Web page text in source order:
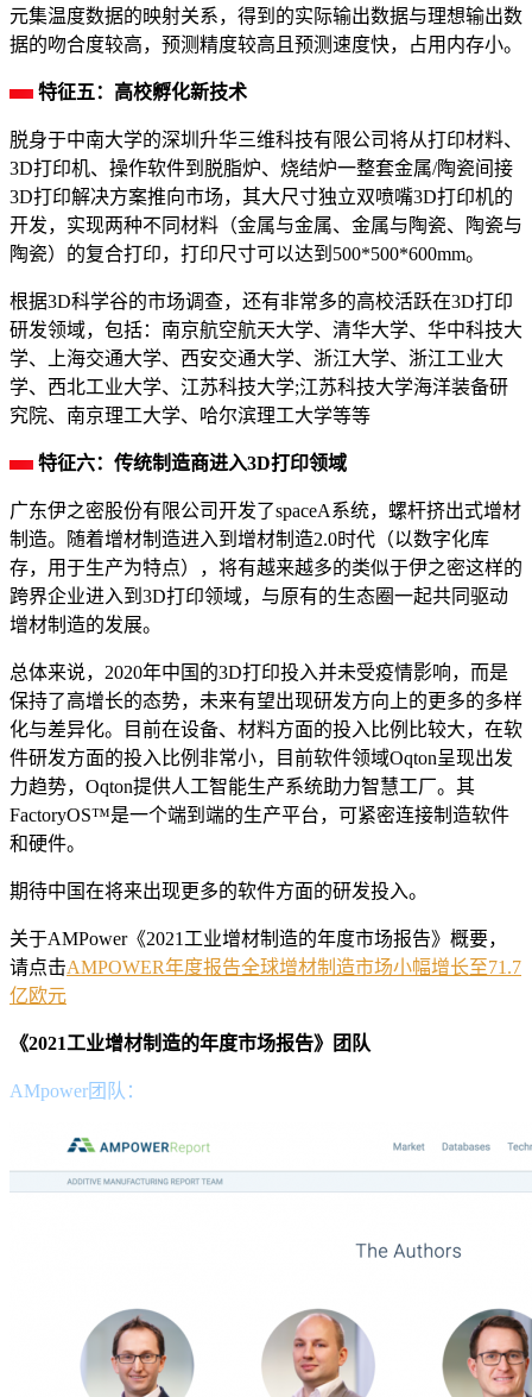
元集温度数据的映射关系，得到的实际输出数据与理想输出数
据的吻合度较高，预测精度较高且预测速度快，占用内存小。
特征五：高校孵化新技术
脱身于中南大学的深圳升华三维科技有限公司将从打印材料、
3D打印机、操作软件到脱脂炉、烧结炉一整套金属/陶瓷间接
3D打印解决方案推向市场，其大尺寸独立双喷嘴3D打印机的
开发，实现两种不同材料（金属与金属、金属与陶瓷、陶瓷与
陶瓷）的复合打印，打印尺寸可以达到500*500*600mm。
根据3D科学谷的市场调查，还有非常多的高校活跃在3D打印
研发领域，包括：南京航空航天大学、清华大学、华中科技大
学、上海交通大学、西安交通大学、浙江大学、浙江工业大
学、西北工业大学、江苏科技大学;江苏科技大学海洋装备研
究院、南京理工大学、哈尔滨理工大学等等
特征六：传统制造商进入3D打印领域
广东伊之密股份有限公司开发了spaceA系统，螺杆挤出式增材
制造。随着增材制造进入到增材制造2.0时代（以数字化库
存，用于生产为特点），将有越来越多的类似于伊之密这样的
跨界企业进入到3D打印领域，与原有的生态圈一起共同驱动
增材制造的发展。
总体来说，2020年中国的3D打印投入并未受疫情影响，而是
保持了高增长的态势，未来有望出现研发方向上的更多的多样
化与差异化。目前在设备、材料方面的投入比例比较大，在软
件研发方面的投入比例非常小，目前软件领域Oqton呈现出发
力趋势，Oqton提供人工智能生产系统助力智慧工厂。其
FactoryOS™是一个端到端的生产平台，可紧密连接制造软件
和硬件。
期待中国在将来出现更多的软件方面的研发投入。
关于AMPower《2021工业增材制造的年度市场报告》概要，
请点击AMPOWER年度报告全球增材制造市场小幅增长至71.7
亿欧元
《2021工业增材制造的年度市场报告》团队
AMpower团队：